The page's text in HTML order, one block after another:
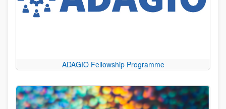
ADAGIO Fellowship Programme